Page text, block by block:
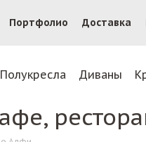
Портфолио Доставка
Полукресла Диваны